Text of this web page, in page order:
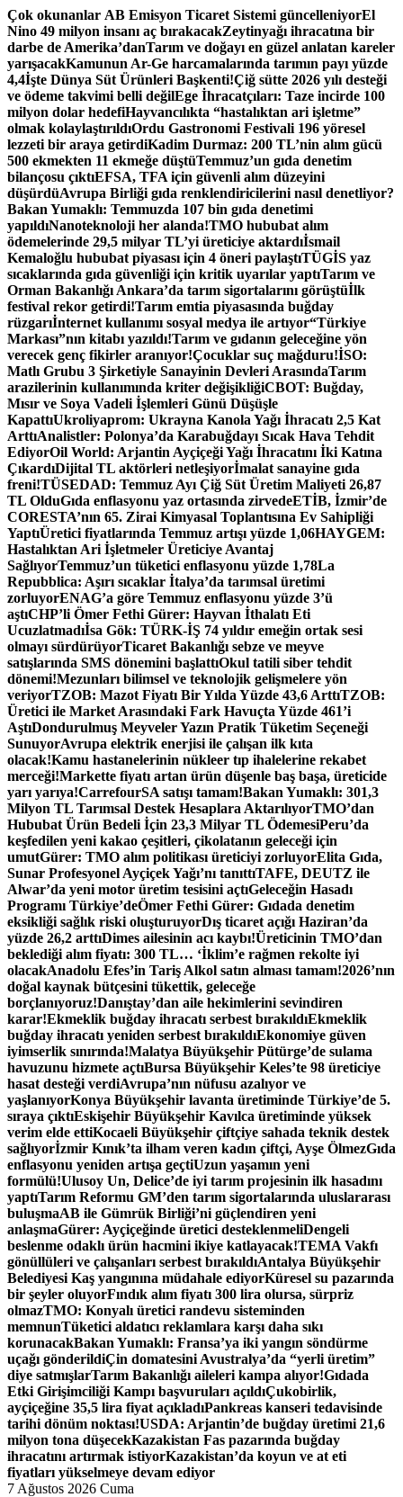
İçeriğe
atla
Çok okunanlar AB Emisyon Ticaret Sistemi güncelleniyorEl
Nino 49 milyon insanı aç bırakacakZeytinyağı ihracatına bir
darbe de Amerika’danTarım ve doğayı en güzel anlatan kareler
yarışacakKamunun Ar-Ge harcamalarında tarımın payı yüzde
4,4İşte Dünya Süt Ürünleri Başkenti!Çiğ sütte 2026 yılı desteği
ve ödeme takvimi belli değilEge İhracatçıları: Taze incirde 100
milyon dolar hedefiHayvancılıkta “hastalıktan ari işletme”
olmak kolaylaştırıldıOrdu Gastronomi Festivali 196 yöresel
lezzeti bir araya getirdiKadim Durmaz: 200 TL’nin alım gücü
500 ekmekten 11 ekmeğe düştüTemmuz’un gıda denetim
bilançosu çıktıEFSA, TFA için güvenli alım düzeyini
düşürdüAvrupa Birliği gıda renklendiricilerini nasıl denetliyor?
Bakan Yumaklı: Temmuzda 107 bin gıda denetimi
yapıldıNanoteknoloji her alanda!TMO hububat alım
ödemelerinde 29,5 milyar TL’yi üreticiye aktardıİsmail
Kemaloğlu hububat piyasası için 4 öneri paylaştıTÜGİS yaz
sıcaklarında gıda güvenliği için kritik uyarılar yaptıTarım ve
Orman Bakanlığı Ankara’da tarım sigortalarını görüştüİlk
festival rekor getirdi!Tarım emtia piyasasında buğday
rüzgarıİnternet kullanımı sosyal medya ile artıyor“Türkiye
Markası”nın kitabı yazıldı!Tarım ve gıdanın geleceğine yön
verecek genç fikirler aranıyor!Çocuklar suç mağduru!İSO:
Matlı Grubu 3 Şirketiyle Sanayinin Devleri ArasındaTarım
arazilerinin kullanımında kriter değişikliğiCBOT: Buğday,
Mısır ve Soya Vadeli İşlemleri Günü Düşüşle
KapattıUkroliyaprom: Ukrayna Kanola Yağı İhracatı 2,5 Kat
ArttıAnalistler: Polonya’da Karabuğdayı Sıcak Hava Tehdit
EdiyorOil World: Arjantin Ayçiçeği Yağı İhracatını İki Katına
ÇıkardıDijital TL aktörleri netleşiyorİmalat sanayine gıda
freni!TÜSEDAD: Temmuz Ayı Çiğ Süt Üretim Maliyeti 26,87
TL OlduGıda enflasyonu yaz ortasında zirvedeETİB, İzmir’de
CORESTA’nın 65. Zirai Kimyasal Toplantısına Ev Sahipliği
YaptıÜretici fiyatlarında Temmuz artışı yüzde 1,06HAYGEM:
Hastalıktan Ari İşletmeler Üreticiye Avantaj
SağlıyorTemmuz’un tüketici enflasyonu yüzde 1,78La
Repubblica: Aşırı sıcaklar İtalya’da tarımsal üretimi
zorluyorENAG’a göre Temmuz enflasyonu yüzde 3’ü
aştıCHP’li Ömer Fethi Gürer: Hayvan İthalatı Eti
Ucuzlatmadıİsa Gök: TÜRK-İŞ 74 yıldır emeğin ortak sesi
olmayı sürdürüyorTicaret Bakanlığı sebze ve meyve
satışlarında SMS dönemini başlattıOkul tatili siber tehdit
dönemi!Mezunları bilimsel ve teknolojik gelişmelere yön
veriyorTZOB: Mazot Fiyatı Bir Yılda Yüzde 43,6 ArttıTZOB:
Üretici ile Market Arasındaki Fark Havuçta Yüzde 461’i
AştıDondurulmuş Meyveler Yazın Pratik Tüketim Seçeneği
SunuyorAvrupa elektrik enerjisi ile çalışan ilk kıta
olacak!Kamu hastanelerinin nükleer tıp ihalelerine rekabet
merceği!Markette fiyatı artan ürün düşenle baş başa, üreticide
yarı yarıya!CarrefourSA satışı tamam!Bakan Yumaklı: 301,3
Milyon TL Tarımsal Destek Hesaplara AktarılıyorTMO’dan
Hububat Ürün Bedeli İçin 23,3 Milyar TL ÖdemesiPeru’da
keşfedilen yeni kakao çeşitleri, çikolatanın geleceği için
umutGürer: TMO alım politikası üreticiyi zorluyorElita Gıda,
Sunar Profesyonel Ayçiçek Yağı’nı tanıttıTAFE, DEUTZ ile
Alwar’da yeni motor üretim tesisini açtıGeleceğin Hasadı
Programı Türkiye’deÖmer Fethi Gürer: Gıdada denetim
eksikliği sağlık riski oluşturuyorDış ticaret açığı Haziran’da
yüzde 26,2 arttıDimes ailesinin acı kaybı!Üreticinin TMO’dan
beklediği alım fiyatı: 300 TL… ‘İklim’e rağmen rekolte iyi
olacakAnadolu Efes’in Tariş Alkol satın alması tamam!2026’nın
doğal kaynak bütçesini tükettik, geleceğe
borçlanıyoruz!Danıştay’dan aile hekimlerini sevindiren
karar!Ekmeklik buğday ihracatı serbest bırakıldıEkmeklik
buğday ihracatı yeniden serbest bırakıldıEkonomiye güven
iyimserlik sınırında!Malatya Büyükşehir Pütürge’de sulama
havuzunu hizmete açtıBursa Büyükşehir Keles’te 98 üreticiye
hasat desteği verdiAvrupa’nın nüfusu azalıyor ve
yaşlanıyorKonya Büyükşehir lavanta üretiminde Türkiye’de 5.
sıraya çıktıEskişehir Büyükşehir Kavılca üretiminde yüksek
verim elde ettiKocaeli Büyükşehir çiftçiye sahada teknik destek
sağlıyorİzmir Kınık’ta ilham veren kadın çiftçi, Ayşe ÖlmezGıda
enflasyonu yeniden artışa geçtiUzun yaşamın yeni
formülü!Ulusoy Un, Delice’de iyi tarım projesinin ilk hasadını
yaptıTarım Reformu GM’den tarım sigortalarında uluslararası
buluşmaAB ile Gümrük Birliği’ni güçlendiren yeni
anlaşmaGürer: Ayçiçeğinde üretici desteklenmeliDengeli
beslenme odaklı ürün hacmini ikiye katlayacak!TEMA Vakfı
gönüllüleri ve çalışanları serbest bırakıldıAntalya Büyükşehir
Belediyesi Kaş yangınına müdahale ediyorKüresel su pazarında
bir şeyler oluyorFındık alım fiyatı 300 lira olursa, sürpriz
olmazTMO: Konyalı üretici randevu sisteminden
memnunTüketici aldatıcı reklamlara karşı daha sıkı
korunacakBakan Yumaklı: Fransa’ya iki yangın söndürme
uçağı gönderildiÇin domatesini Avustralya’da “yerli üretim”
diye satmışlarTarım Bakanlığı aileleri kampa alıyor!Gıdada
Etki Girişimciliği Kampı başvuruları açıldıÇukobirlik,
ayçiçeğine 35,5 lira fiyat açıkladıPankreas kanseri tedavisinde
tarihi dönüm noktası!USDA: Arjantin’de buğday üretimi 21,6
milyon tona düşecekKazakistan Fas pazarında buğday
ihracatını artırmak istiyorKazakistan’da koyun ve at eti
fiyatları yükselmeye devam ediyor
7 Ağustos 2026 Cuma